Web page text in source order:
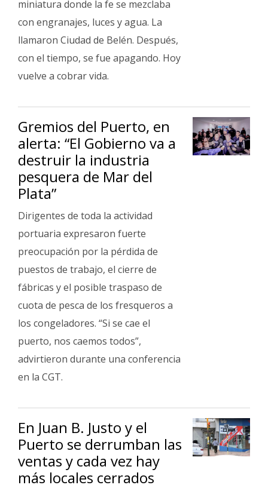
miniatura donde la fe se mezclaba
con engranajes, luces y agua. La
llamaron Ciudad de Belén. Después,
con el tiempo, se fue apagando. Hoy
vuelve a cobrar vida.
Gremios del Puerto, en
alerta: “El Gobierno va a
destruir la industria
pesquera de Mar del
Plata”
Dirigentes de toda la actividad
portuaria expresaron fuerte
preocupación por la pérdida de
puestos de trabajo, el cierre de
fábricas y el posible traspaso de
cuota de pesca de los fresqueros a
los congeladores. “Si se cae el
puerto, nos caemos todos”,
advirtieron durante una conferencia
en la CGT.
En Juan B. Justo y el
Puerto se derrumban las
ventas y cada vez hay
más locales cerrados